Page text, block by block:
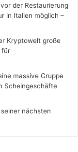
der Restaurierung
in Italien möglich –
Kryptowelt große
für
massive Gruppe
Scheingeschäfte
nächsten